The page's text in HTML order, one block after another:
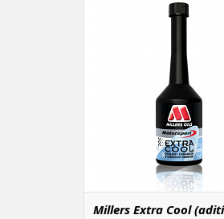
Millers Extra Cool